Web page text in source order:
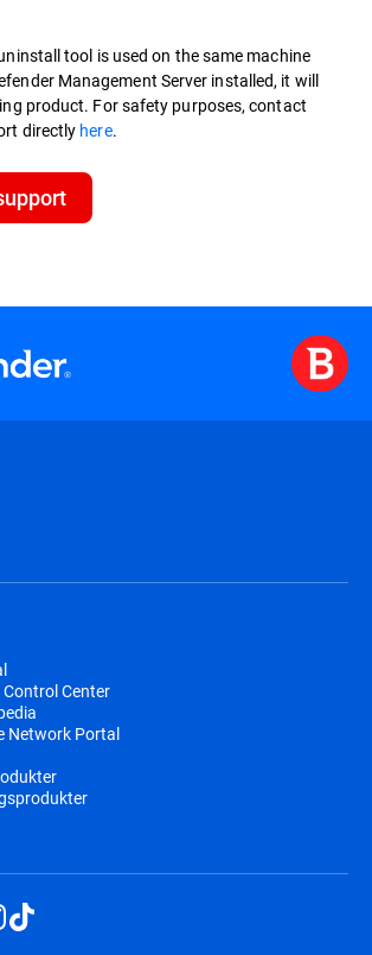
tool is used on the same machine
Management Server installed, it will
product. For safety purposes, contact
directly here.
Center
Network Portal